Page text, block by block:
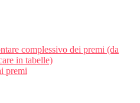
complessivo dei premi (da
in tabelle)
premi